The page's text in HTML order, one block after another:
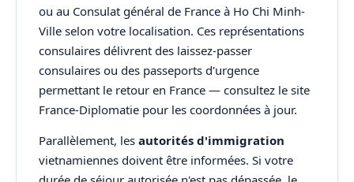
ou au Consulat général de France à Ho Chi Minh-
Ville selon votre localisation. Ces représentations
consulaires délivrent des laissez-passer
consulaires ou des passeports d'urgence
permettant le retour en France — consultez le site
France-Diplomatie pour les coordonnées à jour.
Parallèlement, les autorités d'immigration
vietnamiennes doivent être informées. Si votre